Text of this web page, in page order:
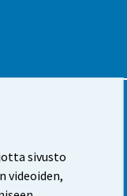
sivusto
videoiden,